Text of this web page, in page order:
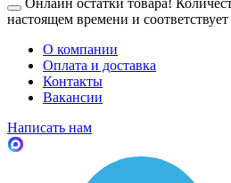
Онлайн остатки товара!
настоящем времени и соответствует
О компании
Оплата и доставка
Контакты
Вакансии
Написать нам